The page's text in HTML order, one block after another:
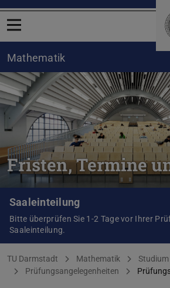
Menü öffnen
Mathematik
Fristen, Termine
Saaleinteilung
Bitte überprüfen Sie 1-2 Tage vor Ihrer
Saaleinteilung.
Sie befinden sich hier:
TU Darmstadt Mathematik Studium
Prüfungsangelegenheiten